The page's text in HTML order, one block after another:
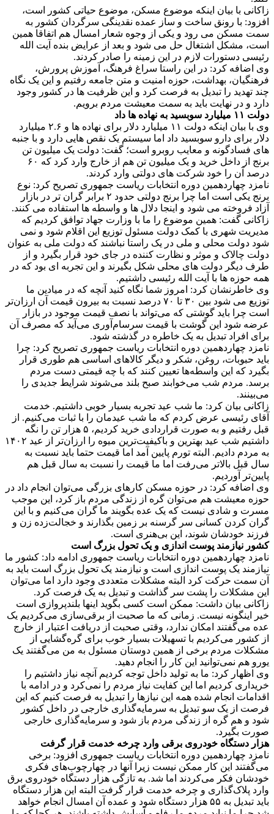
زاکانی با بیان اینکه موضوع مسکن‌، موضوع حیاتی کشور است،
افزود: با رونق ساخت و ساز عمده نقدینگی سرگردان کشور به
سمت مسکن می رود و یکی از وجوه شعار امسال هم اتفاقا همین
است، مشکل اشتغال حل می شود و بعد از عرایض بنده آیت الله
رئیسی دستورات لازم در این زمینه را صادر کردند.
وی اضافه کرد: در این راستا سراغ فرهنگ، آموزش پرورش،
فرهنگیان، بهداشت، حوزه امنیت و متن جامعه رفتیم و این یک نگاه
چند تهدید را تبدیل به فرصت کرد و این ظرفیت ها در کشور وجود
دارد و در نهایت باید به سمت معیشت مردم برویم.
دولت ۱۱ میلیارد سوبسید به نهاده ها داد
وی با بیان اینکه دولت ۱۱ میلیارد دلار برای نهاده ها و ۲.۶ میلیارد
دلار برای دارو سوبسید داد اما سیستم یک نقص هایی دارد و با جنبه
های فسادگونه و معایب روبرو است؛ گفت: دولت یک میلیون تن
برنج از داخل خرید و یک میلیون تن هم از خارج وارد کرد که ۶۰
درصد آن را خود شرکت های دولتی وارد کردند.
نامزد چهاردهمین دوره انتخابات ریاست جمهوری تصریح کرد: نوع
برنج یکی است اما چرا برنج دولتی حدود ۲ برابر گران تر در بازار
آزاد فروخته می شود و اینجا دلال ها و واسطه ها استفاده می کنند.
زاکانی گفت: همین موضوع را ما با وزارت جهاد توافق کردیم که
مدیریت شهری با کمک دولت مسئول توزیع این اقلام شود و نمی
شود دولت محلی و ملی در یک راستا نباشند که دولت ملی به عنوان
دولت چالاک و موثر و نظارت کننده در جای خود قرار بگیرد و از
طرف دیگر دولت های محلی شکل بگیرند و این تجربه ای بود که در
همه حوزه ها با آیت الله رئیسی داشتیم.
وی خاطرنشان کرد: امروز شما نگاه کنید آنچه که در میادین ما
توزیع می شود بین ۳۰ تا ۷۰ درصد نسبت به بیرون قیمت آن ارزان‌تر
است چرا باید گوشتی که می‌تواند با نصف قیمت موجود در بازار
عرضه شود این گوشت با قیمت سرسام‌آوری می‌آید که مصرف آن
برای افراد تبدیل به یک خاطره در گذشته شود.
نامزد چهاردهمین دوره انتخابات ریاست جمهوری تصریح کرد: چرا
باید حبوبات، روغن، شکر و دیگر کالاهای اساسی هم طوری قرار
بگیرد که این واسطه‌ها تعیین کنند که با چه قیمتی دست مردم
برسد. مردم شب می‌خوابند صبح بلند می‌شوند شرایط جدیدی را
می‌بینند.
زاکانی بیان کرد: ما شب عید تجربه بسیار خوبی داشتیم. خدمت
آقای رئیسی عرض کردم که ما شب عیدمان را با ثبات می‌کنیم. از
قبل رفتیم و به صورت قراردادی خرید کردیم، ۵ هزار تن را نگه
داشتیم شب عید بهترین و باکیفیت‌ترین میوه را ارزان‌تر از عید ۱۴۰۲
به مردم دادیم. البته تورم پایین آمد اما قیمت حتما باید نسبت به
سال قبل بالاتر می‌رفت اما ما قیمت را نسبت به سال قبل هم
پایین‌تر آوردیم.
وی اضافه کرد: در حوزه مسکن کارهای بزرگی می‌توان انجام داد در
حوزه معیشت هم می‌توان گره از زندگی مردم باز کرد، این موجب
مسرت و شادی نیست که یک عده بگویند ما گران می‌کنیم و با این
گران کردن کسانی سر گرسنه بر زمین بگذارند و خجالت‌زده زن و
فرزند خودشان شوند، این بی‌هنری است.
کشور نیازمند پوست اندازی و یک تحول بزرگ است
نامزد چهاردهمین دوره انتخابات ریاست جمهوری ادامه داد: کشور ما
نیازمند یک پوست اندازی است و نیازمند یک تحول بزرگ است باید به
آن سمت حرکت کرد البته مشکلات متعددی وجود دارد اما می‌توان
این مشکلات را پشت سر گذاشت و تبدیل به یک فرصت کرد.
زاکانی بیان داشت: ممکن است کسی بگوید اینها بلندپروازی است
خیر اینگونه نیست. زمانی که ما صحبت از برقی‌سازی می‌کردیم یک
عده می‌گفتند امکان ندارد، وقتی صحبت از دریافت اعتبار از خارج
از کشور می‌کردیم با تسهیلات بسیار خوب برای گره‌گشایی از
مشکلات مردم برخی از همین دوستان مسئول به من می‌گفتند یک
یورو هم نمی‌توانید این کار را انجام دهید.
وی اظهار کرد: ما به تولید داخل توجه کردیم آنچه نیاز داشتیم را
خریداری کردیم اما این کفایت نیاز مردم را نمی‌کرد و در ادامه با
اقدامات انجام شده همه این نیازها را تبدیل به فرصت کنیم که این
فرصت از یک سو تبدیل به سرمایه‌گذاری خارجی در داخل کشور
شود و هم گره از زندگی مردم باز شود و سرمایه‌گذاری خارجی
صورت بگیرد.
هزار دستگاه خودروی برقی وارد چرخه خدمت قرار گرفت
نامزد چهاردهمین دوره انتخابات ریاست جمهوری افزود: برخی
می‌گفتند این کار ممکن نیست زیرا آنها در چهارچوب‌های فکری
خودشان فکر می‌کردند اما شد. به تازگی هزار دستگاه خودروی برق
وارد پلاک‌گذاری و چرخه خدمت قرار گرفت البته این هزار دستگاه
باید تبدیل به ۵۵ هزار دستگاه شود و عمده‌ آن امسال انجام خواهد